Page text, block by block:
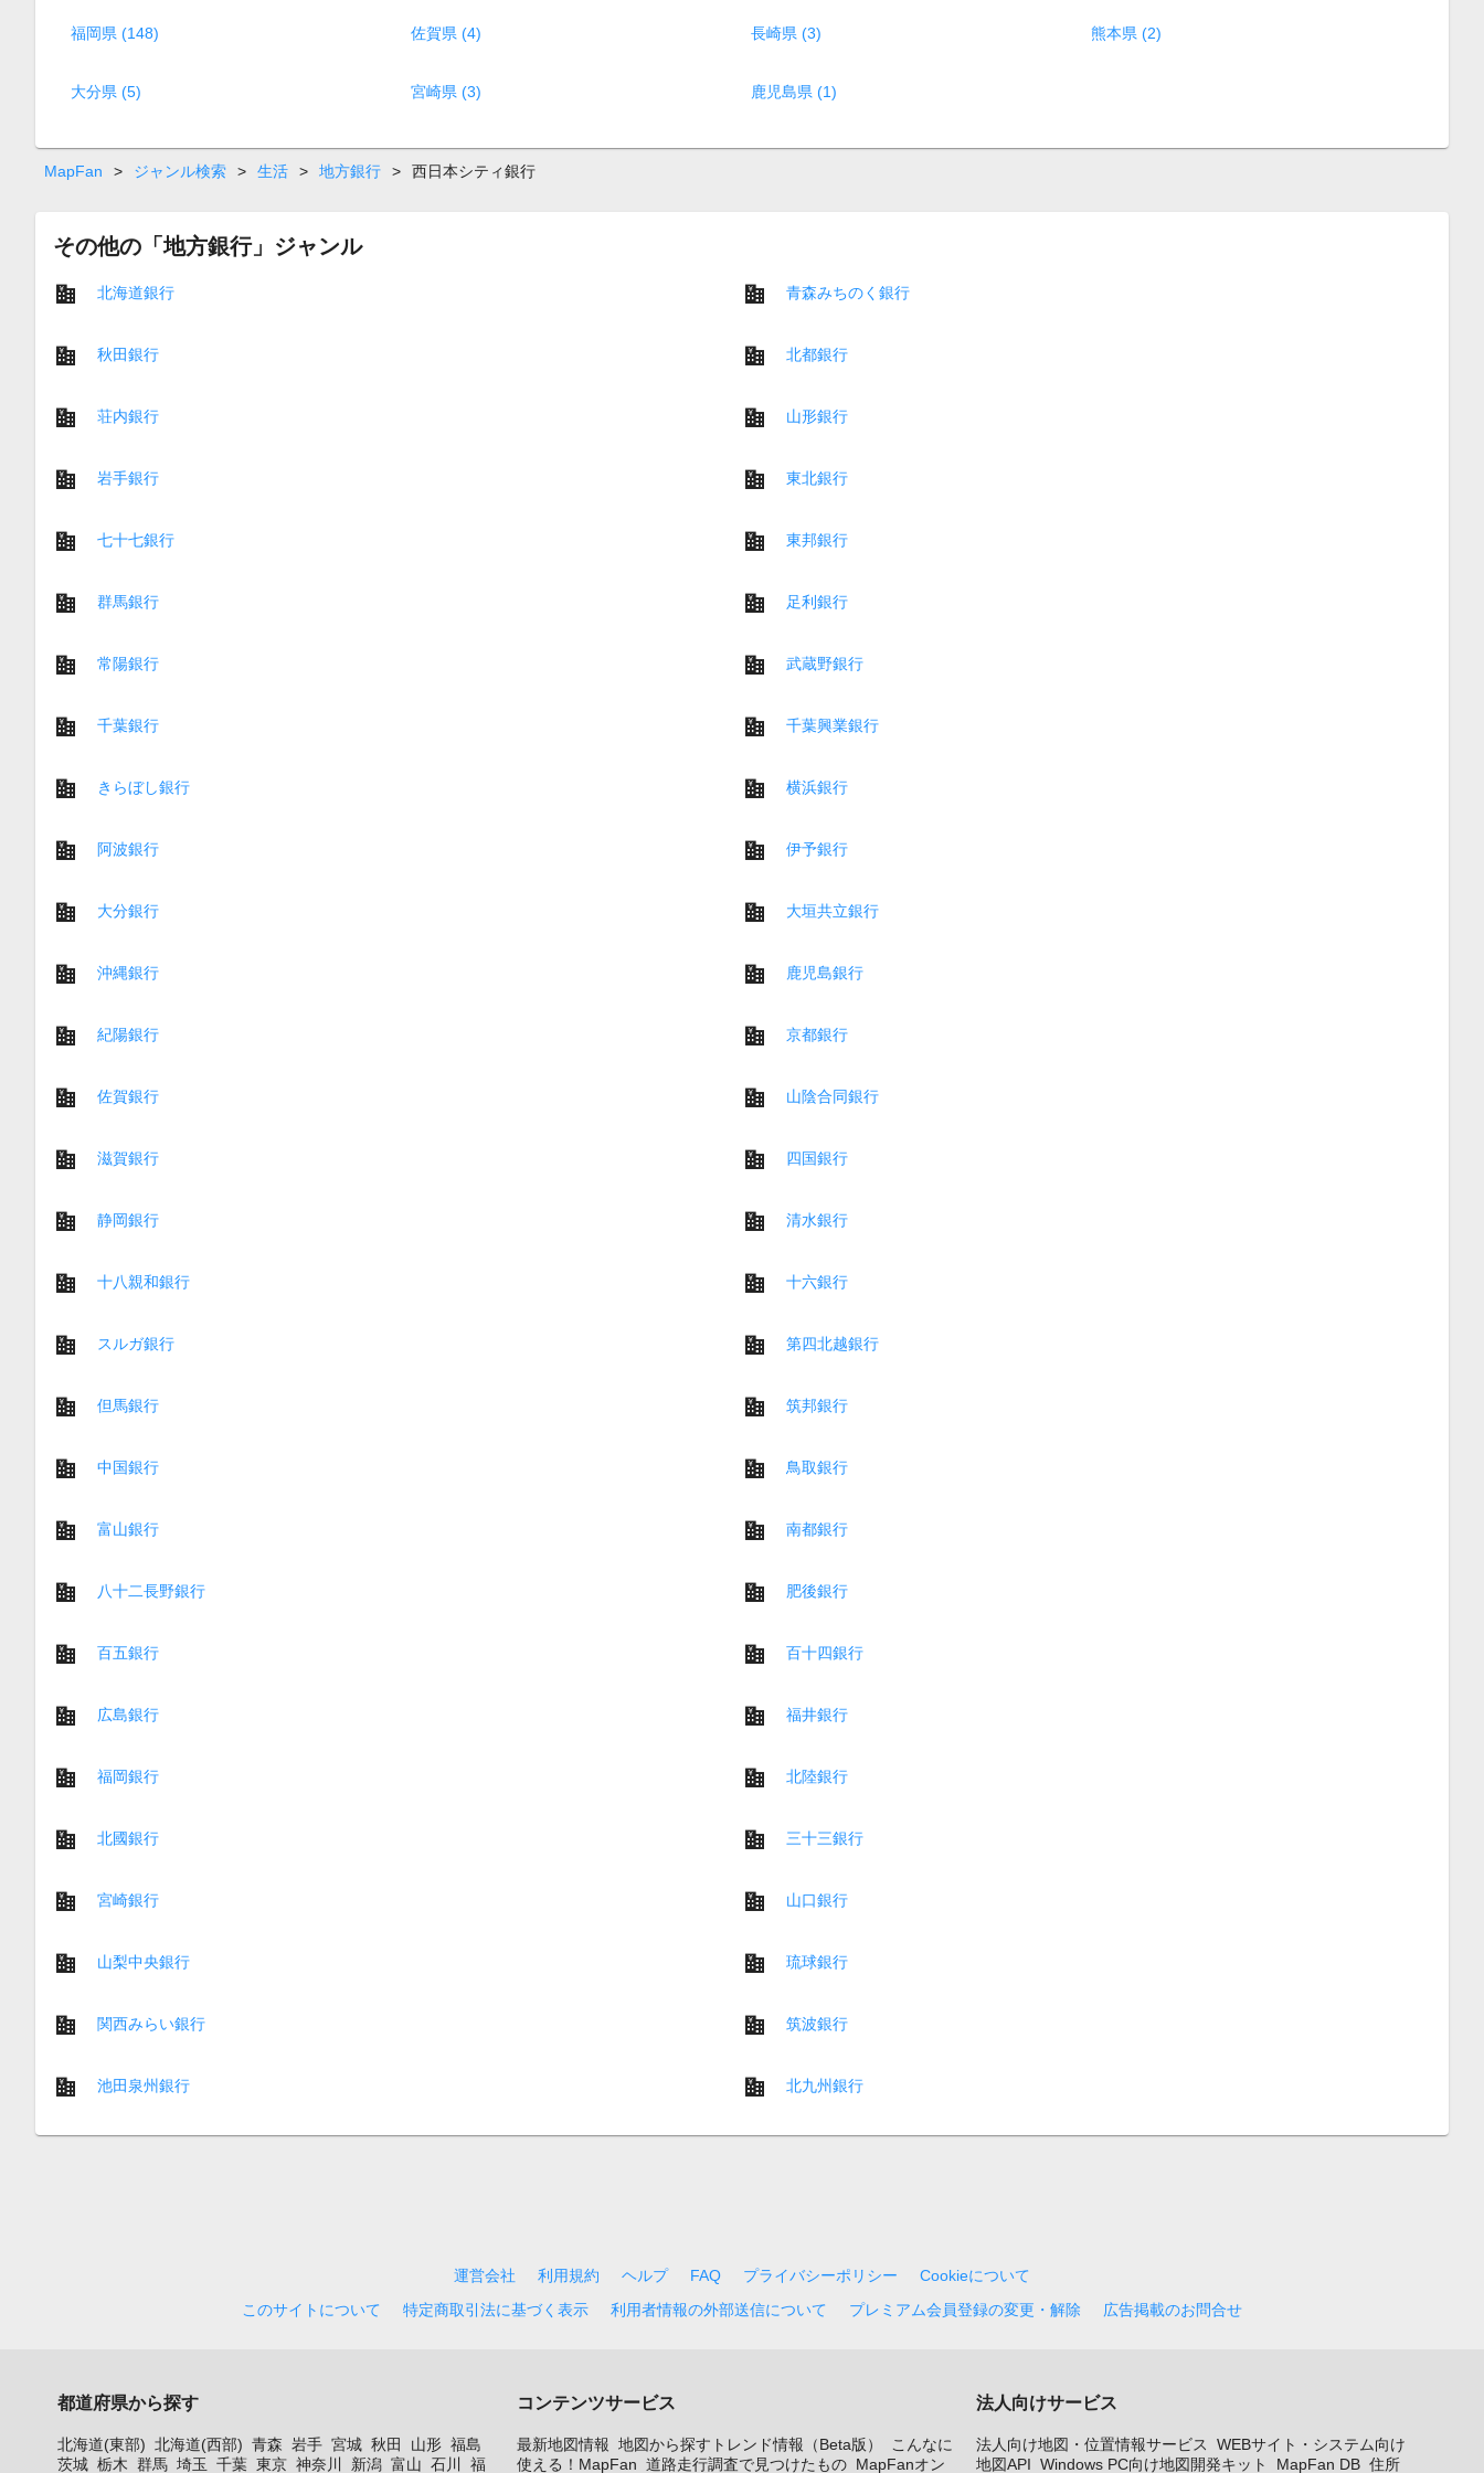
福岡県 (148) 佐賀県 (4) 長崎県 (3) 熊本県 (2)
大分県 (5) 宮崎県 (3) 鹿児島県 (1)
MapFan > ジャンル検索 > 生活 > 地方銀行 > 西日本シティ銀行
その他の「地方銀行」ジャンル
北海道銀行 青森みちのく銀行
秋田銀行 北都銀行
荘内銀行 山形銀行
岩手銀行 東北銀行
七十七銀行 東邦銀行
群馬銀行 足利銀行
常陽銀行 武蔵野銀行
千葉銀行 千葉興業銀行
きらぼし銀行 横浜銀行
阿波銀行 伊予銀行
大分銀行 大垣共立銀行
沖縄銀行 鹿児島銀行
紀陽銀行 京都銀行
佐賀銀行 山陰合同銀行
滋賀銀行 四国銀行
静岡銀行 清水銀行
十八親和銀行 十六銀行
スルガ銀行 第四北越銀行
但馬銀行 筑邦銀行
中国銀行 鳥取銀行
富山銀行 南都銀行
八十二長野銀行 肥後銀行
百五銀行 百十四銀行
広島銀行 福井銀行
福岡銀行 北陸銀行
北國銀行 三十三銀行
宮崎銀行 山口銀行
山梨中央銀行 琉球銀行
関西みらい銀行 筑波銀行
池田泉州銀行 北九州銀行
運営会社 利用規約 ヘルプ FAQ プライバシーポリシー
Cookieについて
このサイトについて
特定商取引法に基づく表示 利用者情報の外部送信について プレミアム会員登録の変更・解除 広告掲載のお問合せ
都道府県から探す
北海道(東部) 北海道(西部) 青森 岩手 宮城 秋田 山形 福島
茨城 栃木 群馬 埼玉 千葉 東京 神奈川 新潟 富山 石川 福
コンテンツサービス
最新地図情報 地図から探すトレンド情報（Beta版）
こんなに
使える！MapFan 道路走行調査で見つけたもの MapFanオン
法人向けサービス
法人向け地図・位置情報サービス
WEBサイト・システム向け
地図API Windows PC向け地図開発キット MapFan DB 住所